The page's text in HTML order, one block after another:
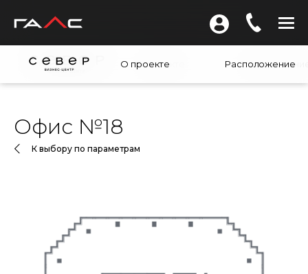
О проекте
О проекте Расположение
Офис №18
К выбору по параметрам